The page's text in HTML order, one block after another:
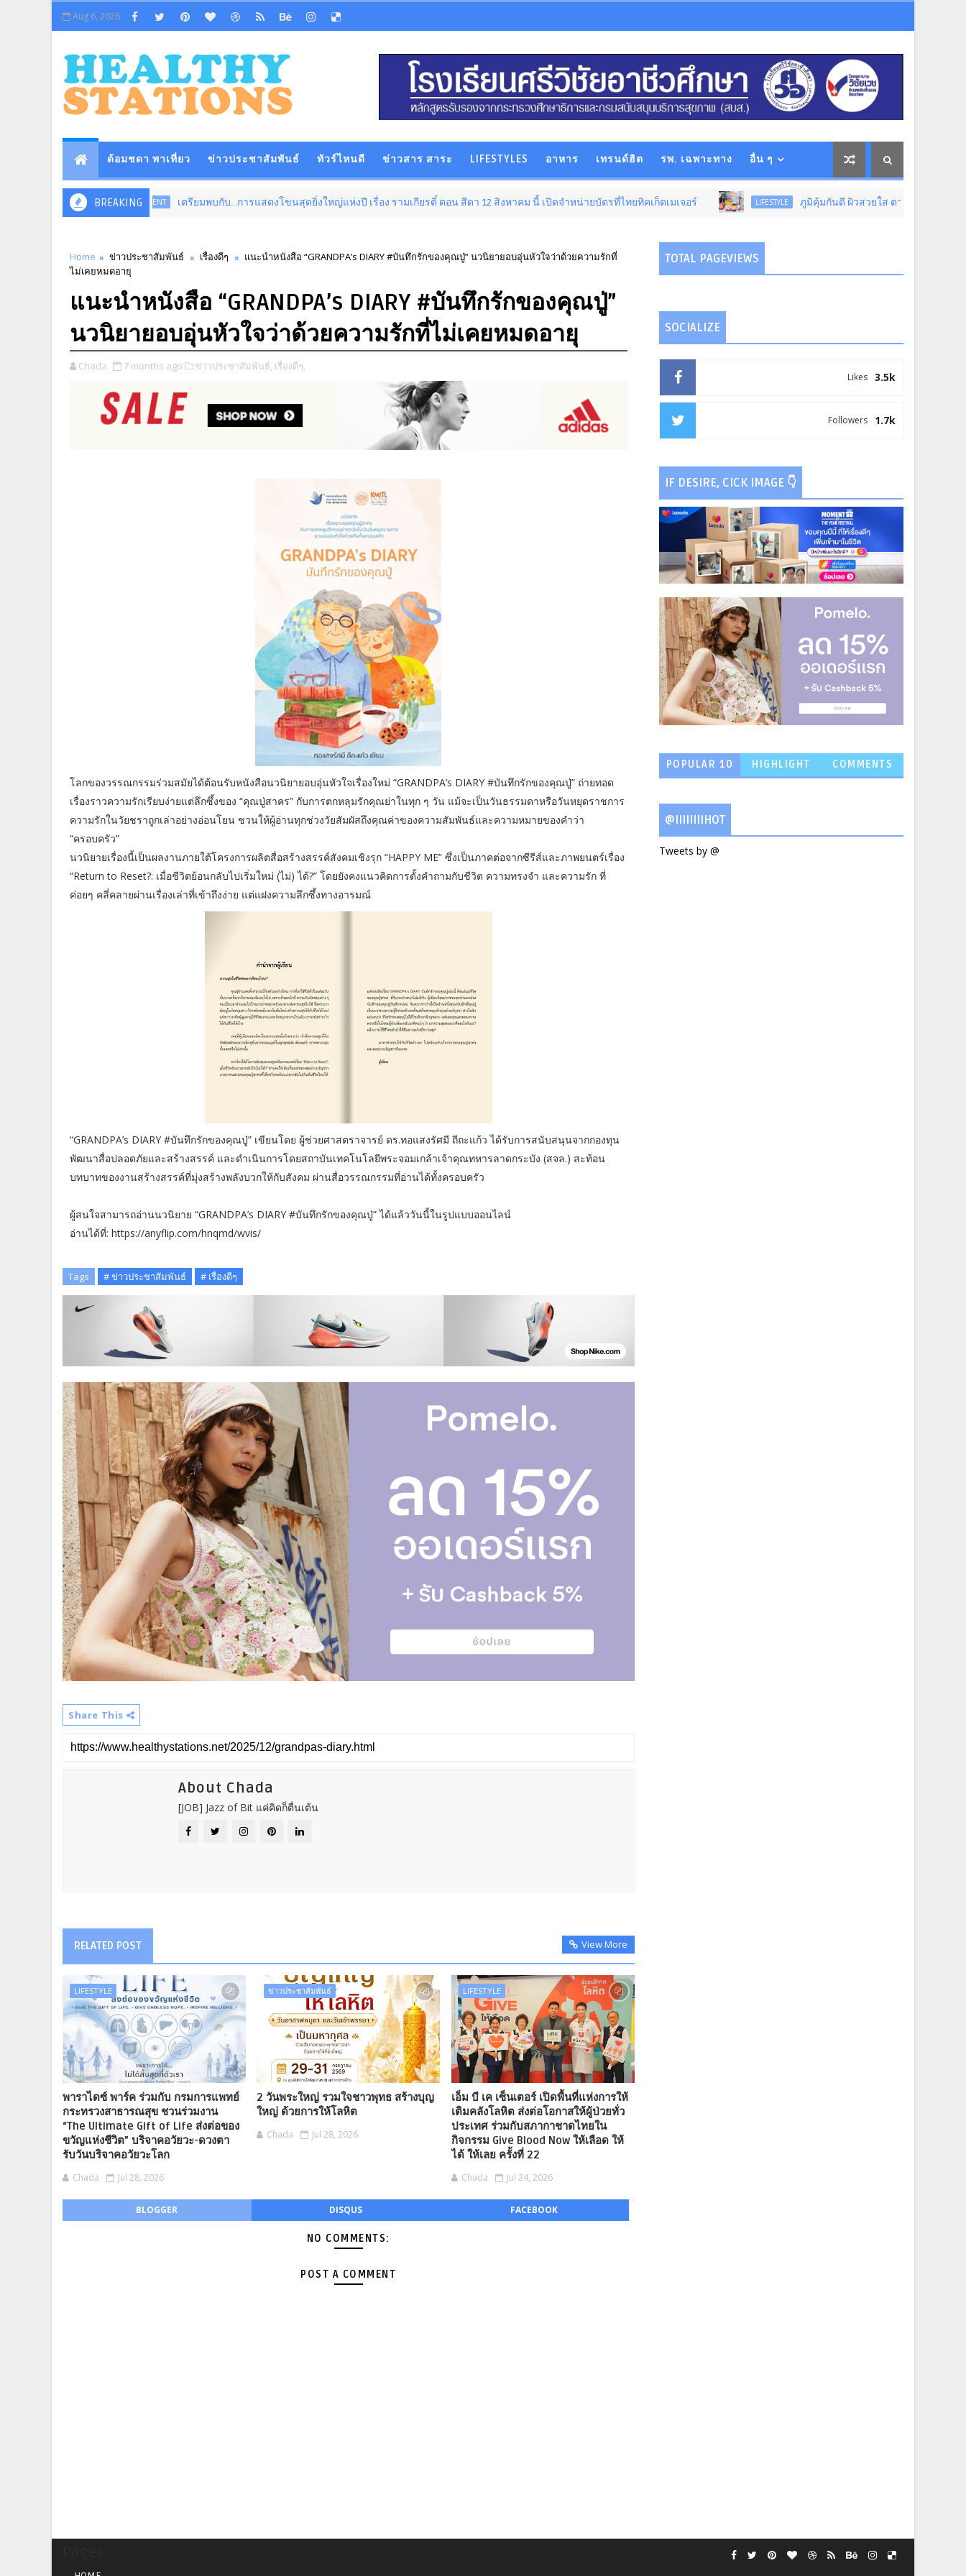
Aug 6, 2026
ต้อมชดา พาเที่ยว ข่าวประชาสัมพันธ์ ทัวร์ไหนดี ข่าวสาร สาระ LIFESTYLES อาหาร เทรนด์ฮิต รพ. เฉพาะทาง อื่น ๆ
BREAKING
ENTERTAINMENT เตรียมพบกับ...การแสดงโขนสุดยิ่งใหญ่แห่งปี เรื่อง รามเกียรติ์ ตอน สีดา 12 สิงหาคม นี้ เปิดจำหน่ายบัตรที่ไทยทิคเก็ตเมเจอร์ LIFESTYLE ภูมิคุ้มกันดี ผิวสวยใส ตาไม่ล้า! “บีไชน์” ชวนดูแ
Home ข่าวประชาสัมพันธ์ เรื่องดีๆ
แนะนำหนังสือ “GRANDPA’s DIARY #บันทึกรักของคุณปู่” นวนิยายอบอุ่นหัวใจว่าด้วยความรักที่
ไม่เคยหมดอายุ
แนะนำหนังสือ “GRANDPA’s DIARY #บันทึกรักของคุณปู่”
นวนิยายอบอุ่นหัวใจว่าด้วยความรักที่ไม่เคยหมดอายุ
Chada 7 months ago ข่าวประชาสัมพันธ์, เรื่องดีๆ,
โลกของวรรณกรรมร่วมสมัยได้ต้อนรับหนังสือนวนิยายอบอุ่นหัวใจเรื่องใหม่ “GRANDPA’s DIARY #บันทึกรักของคุณปู่” ถ่ายทอด
เรื่องราวความรักเรียบง่ายแต่ลึกซึ้งของ “คุณปู่สาคร” กับการตกหลุมรักคุณย่าในทุก ๆ วัน แม้จะเป็นวันธรรมดาหรือวันหยุดราชการ
ความรักในวัยชราถูกเล่าอย่างอ่อนโยน ชวนให้ผู้อ่านทุกช่วงวัยสัมผัสถึงคุณค่าของความสัมพันธ์และความหมายของคำว่า
“ครอบครัว”
นวนิยายเรื่องนี้เป็นผลงานภายใต้โครงการผลิตสื่อสร้างสรรค์สังคมเชิงรุก “HAPPY ME” ซึ่งเป็นภาคต่อจากซีรีส์และภาพยนตร์เรื่อง
“Return to Reset?: เมื่อชีวิตย้อนกลับไปเริ่มใหม่ (ไม่) ได้?” โดยยังคงแนวคิดการตั้งคำถามกับชีวิต ความทรงจำ และความรัก ที่
ค่อยๆ คลี่คลายผ่านเรื่องเล่าที่เข้าถึงง่าย แต่แฝงความลึกซึ้งทางอารมณ์
“GRANDPA’s DIARY #บันทึกรักของคุณปู่” เขียนโดย ผู้ช่วยศาสตราจารย์ ดร.ทอแสงรัศมี ถีถะแก้ว ได้รับการสนับสนุนจากกองทุน
พัฒนาสื่อปลอดภัยและสร้างสรรค์ และดำเนินการโดยสถาบันเทคโนโลยีพระจอมเกล้าเจ้าคุณทหารลาดกระบัง (สจล.) สะท้อน
บทบาทของงานสร้างสรรค์ที่มุ่งสร้างพลังบวกให้กับสังคม ผ่านสื่อวรรณกรรมที่อ่านได้ทั้งครอบครัว
ผู้สนใจสามารถอ่านนวนิยาย “GRANDPA’s DIARY #บันทึกรักของคุณปู่” ได้แล้ววันนี้ในรูปแบบออนไลน์
อ่านได้ที่: https://anyflip.com/hnqmd/wvis/
Tags # ข่าวประชาสัมพันธ์ # เรื่องดีๆ
Share This
About Chada
[JOB] Jazz of Bit แค่คิดก็ตื่นเต้น
RELATED POST View More
LIFESTYLE
พาราไดซ์ พาร์ค ร่วมกับ กรมการแพทย์
กระทรวงสาธารณสุข ชวนร่วมงาน
“The Ultimate Gift of Life ส่งต่อของ
ขวัญแห่งชีวิต” บริจาคอวัยวะ-ดวงตา
รับวันบริจาคอวัยวะโลก
Chada Jul 28, 2026
ข่าวประชาสัมพันธ์
2 วันพระใหญ่ รวมใจชาวพุทธ สร้างบุญ
ใหญ่ ด้วยการให้โลหิต
Chada Jul 28, 2026
LIFESTYLE
เอ็ม บี เค เซ็นเตอร์ เปิดพื้นที่แห่งการให้
เติมคลังโลหิต ส่งต่อโอกาสให้ผู้ป่วยทั่ว
ประเทศ ร่วมกับสภากาชาดไทยใน
กิจกรรม Give Blood Now ให้เลือด ให้
ได้ ให้เลย ครั้งที่ 22
Chada Jul 24, 2026
BLOGGER DISQUS FACEBOOK
NO COMMENTS:
POST A COMMENT
TOTAL PAGEVIEWS
SOCIALIZE
3.5k
Likes
1.7k
Followers
IF DESIRE, CICK IMAGE 👇
POPULAR 10
HIGHLIGHT
COMMENTS
@IIIIIIIIHOT
Tweets by @